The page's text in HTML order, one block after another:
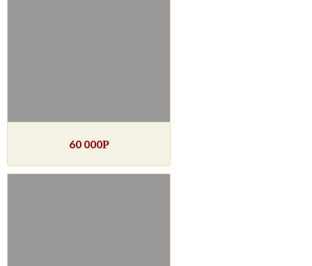
60 000Р